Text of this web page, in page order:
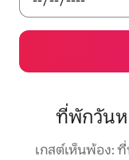
ที่พักวันห
เกสต์เห็นพ้อง: